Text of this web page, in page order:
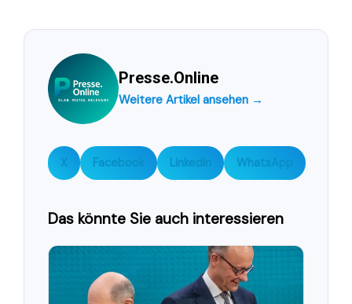
Presse.Online
Weitere Artikel ansehen →
X Facebook LinkedIn WhatsApp
Das könnte Sie auch interessieren